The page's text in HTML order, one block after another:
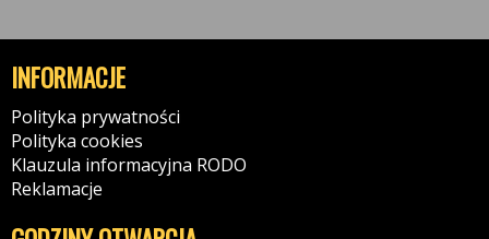
INFORMACJE
Polityka prywatności
Polityka cookies
Klauzula informacyjna RODO
Reklamacje